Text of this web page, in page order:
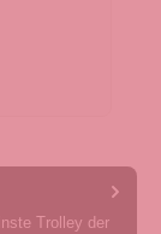
Trolley der